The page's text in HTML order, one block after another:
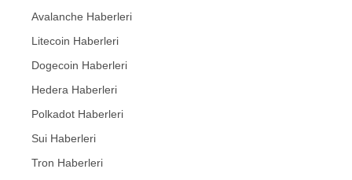
Avalanche Haberleri
Litecoin Haberleri
Dogecoin Haberleri
Hedera Haberleri
Polkadot Haberleri
Sui Haberleri
Tron Haberleri